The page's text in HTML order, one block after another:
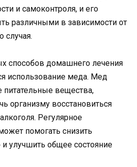
и самоконтроля, и его
различными в зависимости от
случая.
способов домашнего лечения
использование меда. Мед
вещества,
организму восстановиться
Регулярное
помогать снизить
улучшить общее состояние